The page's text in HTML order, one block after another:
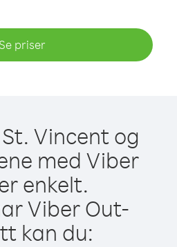
Se priser
Vincent og
med Viber
enkelt.
Viber Out-
kan du: